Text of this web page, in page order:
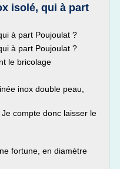
isolé, qui à part
à part Poujoulat ?
à part Poujoulat ?
le bricolage
inox double peau,
compte donc laisser le
fortune, en diamètre